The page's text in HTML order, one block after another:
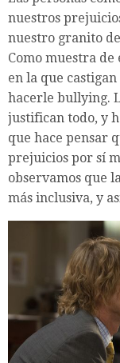
nuestros
nuestro granito
Como muestra de
en la que
hacerle bullying.
justifican todo, y
que hace pensar
prejuicios por sí
observamos que
más inclusiva, y